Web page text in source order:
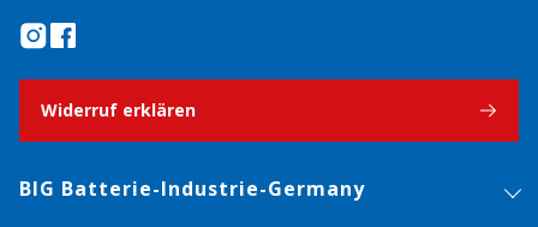
Widerruf erklären
BIG Batterie-Industrie-Germany